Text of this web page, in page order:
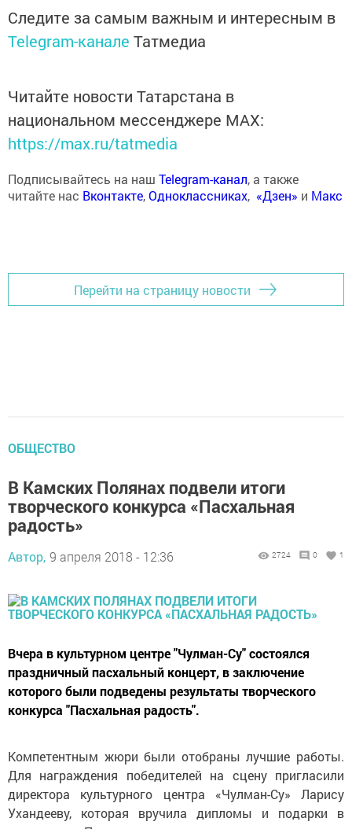
Следите за самым важным и интересным в
Telegram-канале Татмедиа
Читайте новости Татарстана в
национальном мессенджере MАХ:
https://max.ru/tatmedia
Подписывайтесь на наш Telegram-канал, а также
читайте нас Вконтакте,Одноклассниках, «Дзен» и Макс
Перейти на страницу новости
ОБЩЕСТВО
В Камских Полянах подвели итоги
творческого конкурса «Пасхальная
радость»
Автор, 9 апреля 2018 - 12:36 2724 0 1
Вчера в культурном центре "Чулман-Су" состоялся
праздничный пасхальный концерт, в заключение
которого были подведены результаты творческого
конкурса "Пасхальная радость".
Компетентным жюри были отобраны лучшие работы.
Для награждения победителей на сцену пригласили
директора культурного центра «Чулман-Су» Ларису
Ухандееву, которая вручила дипломы и подарки в